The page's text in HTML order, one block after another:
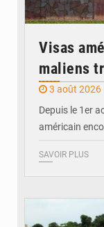
Visas
maliens
3 août 2026
Depuis le 1er
américain
SAVOIR PLUS